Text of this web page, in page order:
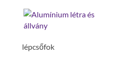
Kezdőlap/Mászástechnika
lépcsőfok